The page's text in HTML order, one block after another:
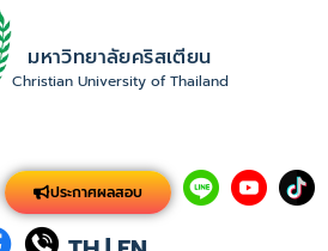
มหาวิทยาลัยคริสเตียน
Christian University of Thailand
ประกาศผลสอบ